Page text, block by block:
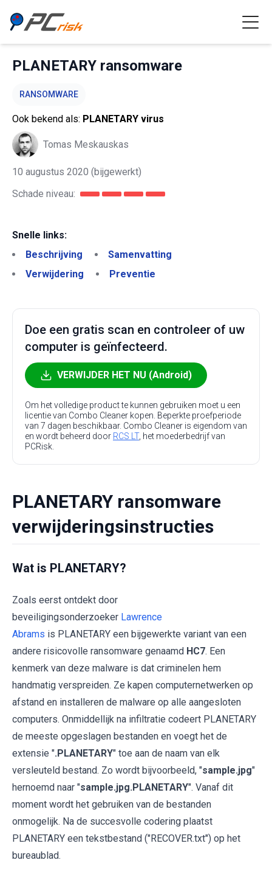
PLANETARY ransomware
RANSOMWARE
Ook bekend als: PLANETARY virus
Tomas Meskauskas
10 augustus 2020 (bijgewerkt)
Schade niveau:
Snelle links:
Beschrijving
Samenvatting
Verwijdering
Preventie
Doe een gratis scan en controleer of uw
computer is geïnfecteerd.
VERWIJDER HET NU (Android)
Om het volledige product te kunnen gebruiken moet u een
licentie van Combo Cleaner kopen. Beperkte proefperiode
van 7 dagen beschikbaar. Combo Cleaner is eigendom van
en wordt beheerd door RCS LT, het moederbedrijf van
PCRisk.
PLANETARY ransomware
verwijderingsinstructies
Wat is PLANETARY?
Zoals eerst ontdekt door
beveiligingsonderzoeker Lawrence
Abrams is PLANETARY een bijgewerkte variant van een
andere risicovolle ransomware genaamd HC7. Een
kenmerk van deze malware is dat criminelen hem
handmatig verspreiden. Ze kapen computernetwerken op
afstand en installeren de malware op alle aangesloten
computers. Onmiddellijk na infiltratie codeert PLANETARY
de meeste opgeslagen bestanden en voegt het de
extensie ".PLANETARY" toe aan de naam van elk
versleuteld bestand. Zo wordt bijvoorbeeld, "sample.jpg"
hernoemd naar "sample.jpg.PLANETARY". Vanaf dit
moment wordt het gebruiken van de bestanden
onmogelijk. Na de succesvolle codering plaatst
PLANETARY een tekstbestand ("RECOVER.txt") op het
bureaublad.